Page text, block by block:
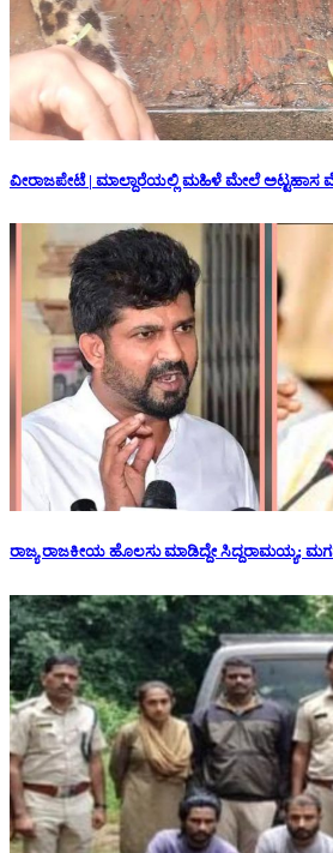
ವೀರಾಜಪೇಟೆ | ಮಾಲ್ದಾರೆಯಲ್ಲಿ ಮಹಿಳೆ ಮೇಲೆ ಅಟ್ಟಹಾಸ
ರಾಜ್ಯ ರಾಜಕೀಯ ಹೊಲಸು ಮಾಡಿದ್ದೇ ಸಿದ್ದರಾಮಯ್ಯ;